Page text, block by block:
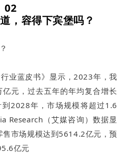
02
，容得下宾堡吗？
业蓝皮书》显示，2023年，我
元，过去五年的年均复合增长
到2028年，市场规模将超过1.6
Research（艾媒咨询）数据显
市场规模达到5614.2亿元，预
亿元